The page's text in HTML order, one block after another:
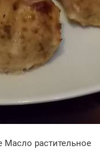
Масло растительное